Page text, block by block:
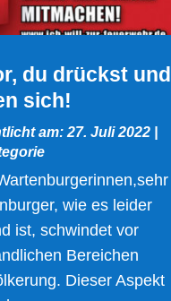
du drückst und
sich!
am: 27. Juli 2022|
wie es leider
ist, schwindet vor
Bereichen
Dieser Aspekt